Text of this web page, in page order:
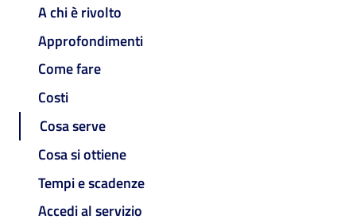
A chi è rivolto
Approfondimenti
Come fare
Costi
Cosa serve
Cosa si ottiene
Tempi e scadenze
Accedi al servizio